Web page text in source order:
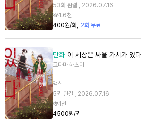
53화 완결 , 2026.07.16
1.6천
400원/화
2화 무료
만화 이 세상은 싸울 가치가 있
코다마 하츠미
액션
5권 완결 , 2026.07.16
1천
4500원/권